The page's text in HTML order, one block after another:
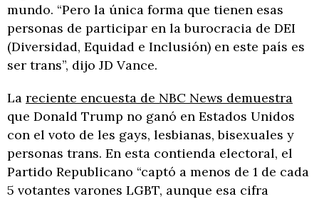
mundo. “Pero la única forma que tienen esas
personas de participar en la burocracia de DEI
(Diversidad, Equidad e Inclusión) en este país es
ser trans”, dijo JD Vance.
La reciente encuesta de NBC News demuestra
que Donald Trump no ganó en Estados Unidos
con el voto de les gays, lesbianas, bisexuales y
personas trans. En esta contienda electoral, el
Partido Republicano “captó a menos de 1 de cada
5 votantes varones LGBT, aunque esa cifra